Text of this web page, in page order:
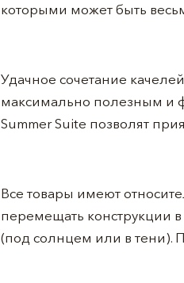
которыми может быть
Удачное сочетание
максимально полезным и
Summer Suite позволят
Все товары имеют
перемещать конструкции
(под солнцем или в тени).